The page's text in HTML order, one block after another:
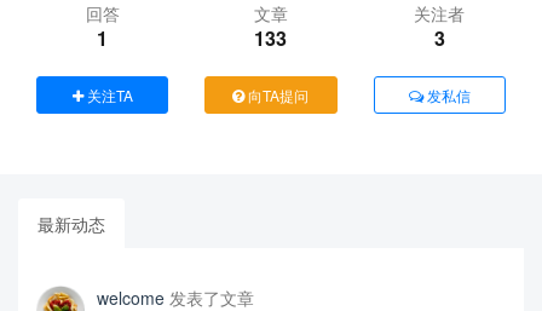
回答
1
文章
133
关注者
3
关注TA 向TA提问 发私信
最新动态
welcome 发表了文章